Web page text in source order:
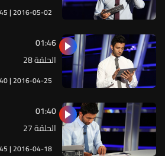
| 2016-05-02
| 2016-04-25
الحلقة 28
01:46
| 2016-04-18
الحلقة 27
01:40